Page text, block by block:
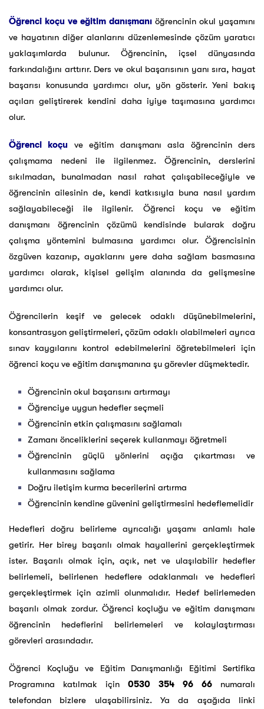
Öğrenci koçu ve eğitim danışmanı öğrencinin okul yaşamını
ve hayatının diğer alanlarını düzenlemesinde çözüm yaratıcı
yaklaşımlarda bulunur. Öğrencinin, içsel dünyasında
farkındalığını arttırır. Ders ve okul başarısının yanı sıra, hayat
başarısı konusunda yardımcı olur, yön gösterir. Yeni bakış
açıları geliştirerek kendini daha iyiye taşımasına yardımcı
olur.
Öğrenci koçu
ve eğitim danışmanı asla öğrencinin ders
çalışmama nedeni ile ilgilenmez. Öğrencinin, derslerini
sıkılmadan, bunalmadan nasıl rahat çalışabileceğiyle ve
öğrencinin ailesinin de, kendi katkısıyla buna nasıl yardım
sağlayabileceği ile ilgilenir. Öğrenci koçu ve eğitim
danışmanı öğrencinin çözümü kendisinde bularak doğru
çalışma yöntemini bulmasına yardımcı olur. Öğrencisinin
özgüven kazanıp, ayaklarını yere daha sağlam basmasına
yardımcı olarak, kişisel gelişim alanında da gelişmesine
yardımcı olur.
Öğrencilerin keşif ve gelecek odaklı düşünebilmelerini,
konsantrasyon geliştirmeleri, çözüm odaklı olabilmeleri ayrıca
sınav kaygılarını kontrol edebilmelerini öğretebilmeleri için
öğrenci koçu ve eğitim danışmanına şu görevler düşmektedir.
Öğrencinin okul başarısını artırmayı
Öğrenciye uygun hedefler seçmeli
Öğrencinin etkin çalışmasını sağlamalı
Zamanı önceliklerini seçerek kullanmayı öğretmeli
Öğrencinin güçlü yönlerini açığa çıkartması ve
kullanmasını sağlama
Doğru iletişim kurma becerilerini artırma
Öğrencinin kendine güvenini geliştirmesini hedeflemelidir
Hedefleri doğru belirleme ayrıcalığı yaşamı anlamlı hale
getirir. Her birey başarılı olmak hayallerini gerçekleştirmek
ister. Başarılı olmak için, açık, net ve ulaşılabilir hedefler
belirlemeli, belirlenen hedeflere odaklanmalı ve hedefleri
gerçekleştirmek için azimli olunmalıdır. Hedef belirlemeden
başarılı olmak zordur. Öğrenci koçluğu ve eğitim danışmanı
öğrencinin hedeflerini belirlemeleri ve kolaylaştırması
görevleri arasındadır.
Öğrenci Koçluğu ve Eğitim Danışmanlığı Eğitimi Sertifika
Programına katılmak için 0530 354 96 66 numaralı
telefondan bizlere ulaşabilirsiniz. Ya da aşağıda linki